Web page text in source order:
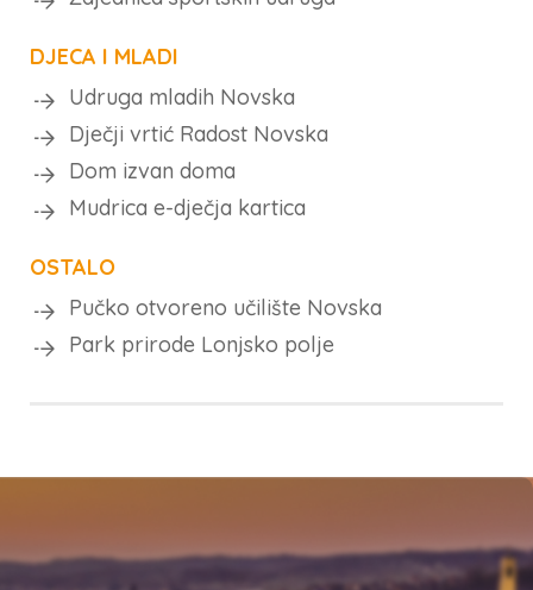
DJECA I MLADI
Udruga mladih Novska
Dječji vrtić Radost Novska
Dom izvan doma
Mudrica e-dječja kartica
OSTALO
Pučko otvoreno učilište Novska
Park prirode Lonjsko polje